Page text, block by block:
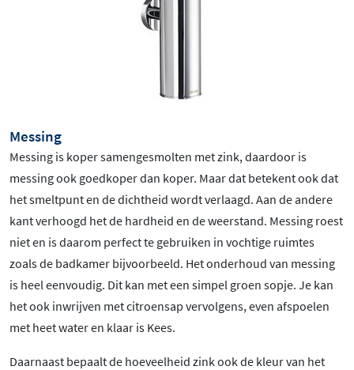
Messing
Messing is koper samengesmolten met zink, daardoor is
messing ook goedkoper dan koper. Maar dat betekent ook dat
het smeltpunt en de dichtheid wordt verlaagd. Aan de andere
kant verhoogd het de hardheid en de weerstand. Messing roest
niet en is daarom perfect te gebruiken in vochtige ruimtes
zoals de badkamer bijvoorbeeld. Het onderhoud van messing
is heel eenvoudig. Dit kan met een simpel groen sopje. Je kan
het ook inwrijven met citroensap vervolgens, even afspoelen
met heet water en klaar is Kees.
Daarnaast bepaalt de hoeveelheid zink ook de kleur van het